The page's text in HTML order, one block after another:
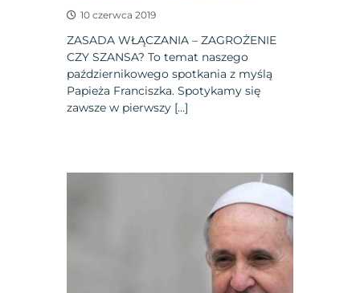
10 czerwca 2019
ZASADA WŁĄCZANIA – ZAGROŻENIE
CZY SZANSA? To temat naszego
październikowego spotkania z myślą
Papieża Franciszka. Spotykamy się
zawsze w pierwszy […]